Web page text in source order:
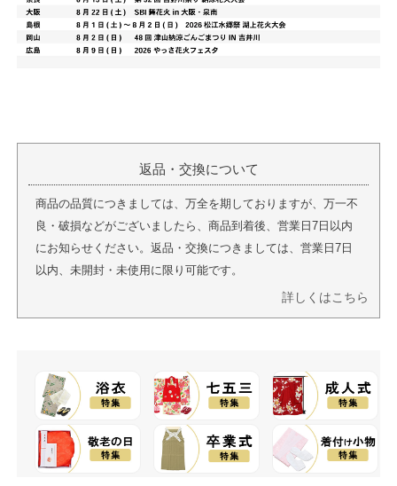
返品・交換について
商品の品質につきましては、万全を期しておりますが、万一不
良・破損などがございましたら、商品到着後、営業日7日以内
にお知らせください。返品・交換につきましては、営業日7日
以内、未開封・未使用に限り可能です。
詳しくはこちら